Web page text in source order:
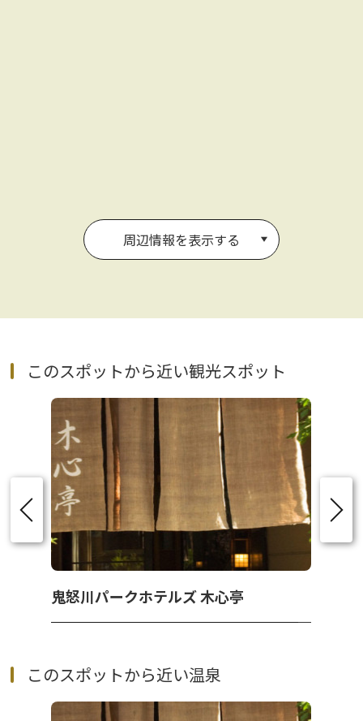
周辺情報を表示する
このスポットから近い観光スポット
鬼怒川パークホテルズ 木心亭
このスポットから近い温泉